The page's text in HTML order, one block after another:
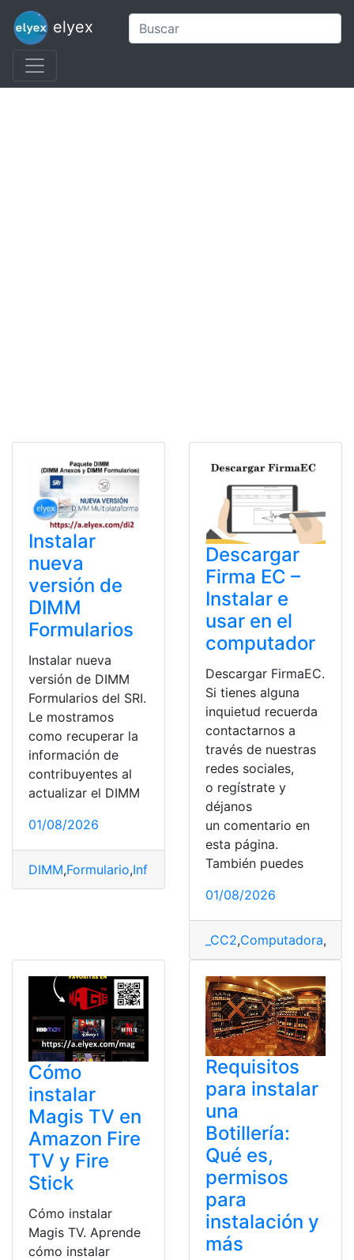
elyex
Instalar
nueva
versión de
DIMM
Formularios
Instalar nueva
versión de DIMM
Formularios del SRI.
Le mostramos
como recuperar la
información de
contribuyentes al
actualizar el DIMM
01/08/2026
DIMM,Formulario,Información Instalar,SRI
Descargar
Firma EC –
Instalar e
usar en el
computador
Descargar FirmaEC.
Si tienes alguna
inquietud recuerda
contactarnos a
través de nuestras
redes sociales,
o regístrate y
déjanos
un comentario en
esta página.
También puedes
01/08/2026
_CC2,Computadora,
Cómo
instalar
Magis TV en
Amazon Fire
TV y Fire
Stick
Cómo instalar
Magis TV. Aprende
cómo instalar
Requisitos
para instalar
una
Botillería:
Qué es,
permisos
para
instalación y
más